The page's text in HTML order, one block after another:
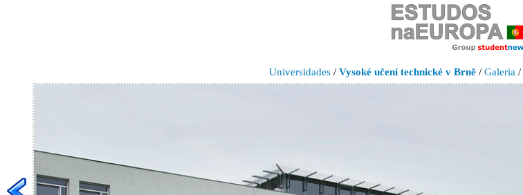
Universidades / Vysoké učení technické v Brně / Galeria /